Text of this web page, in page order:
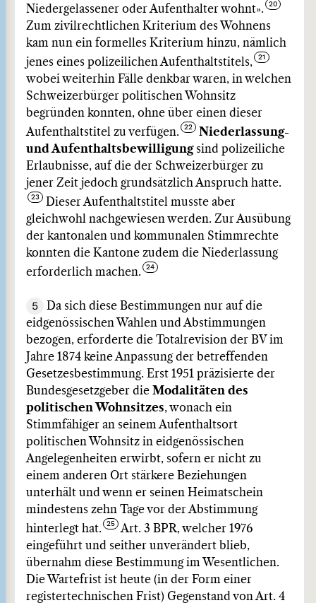
Niedergelassener oder Aufenthalter wohnt».
Zum zivilrechtlichen Kriterium des Wohnens
kam nun ein formelles Kriterium hinzu, nämlich
jenes eines polizeilichen Aufenthaltstitels,
wobei weiterhin Fälle denkbar waren, in welchen
Schweizerbürger politischen Wohnsitz
begründen konnten, ohne über einen dieser
Aufenthaltstitel zu verfügen.
Niederlassung-
und Aufenthaltsbewilligungsind polizeiliche
Erlaubnisse, auf die der Schweizerbürger zu
jener Zeit jedoch grundsätzlich Anspruch hatte.
Dieser Aufenthaltstitel musste aber
gleichwohl nachgewiesen werden. Zur Ausübung
der kantonalen und kommunalen Stimmrechte
konnten die Kantone zudem die Niederlassung
erforderlich machen.
5
Da sich diese Bestimmungen nur auf die
eidgenössischen Wahlen und Abstimmungen
bezogen, erforderte die Totalrevision der BV im
Jahre 1874 keine Anpassung der betreffenden
Gesetzesbestimmung. Erst 1951 präzisierte der
Bundesgesetzgeber die Modalitäten des
politischen Wohnsitzes, wonach ein
Stimmfähiger an seinem Aufenthaltsort
politischen Wohnsitz in eidgenössischen
Angelegenheiten erwirbt, sofern er nicht zu
einem anderen Ort stärkere Beziehungen
unterhält und wenn er seinen Heimatschein
mindestens zehn Tage vor der Abstimmung
hinterlegt hat.
Art. 3 BPR, welcher 1976
eingeführt und seither unverändert blieb,
übernahm diese Bestimmung im Wesentlichen.
Die Wartefrist ist heute (in der Form einer
registertechnischen Frist) Gegenstand von Art. 4